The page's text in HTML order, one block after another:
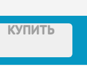
КУПИТЬ